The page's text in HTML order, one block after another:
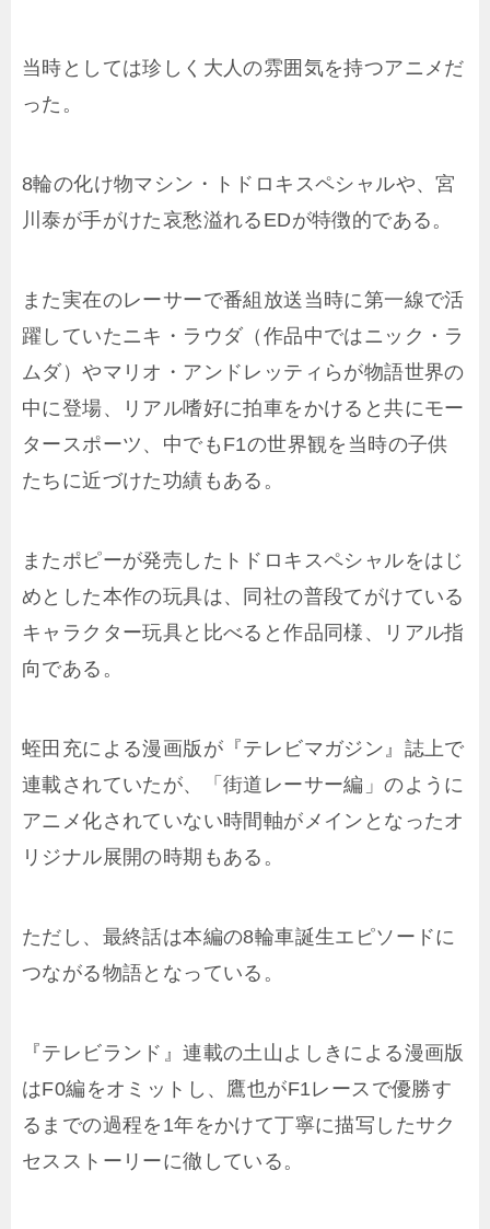
当時としては珍しく大人の雰囲気を持つアニメだ
った。
8輪の化け物マシン・トドロキスペシャルや、宮
川泰が手がけた哀愁溢れるEDが特徴的である。
また実在のレーサーで番組放送当時に第一線で活
躍していたニキ・ラウダ（作品中ではニック・ラ
ムダ）やマリオ・アンドレッティらが物語世界の
中に登場、リアル嗜好に拍車をかけると共にモー
タースポーツ、中でもF1の世界観を当時の子供
たちに近づけた功績もある。
またポピーが発売したトドロキスペシャルをはじ
めとした本作の玩具は、同社の普段てがけている
キャラクター玩具と比べると作品同様、リアル指
向である。
蛭田充による漫画版が『テレビマガジン』誌上で
連載されていたが、「街道レーサー編」のように
アニメ化されていない時間軸がメインとなったオ
リジナル展開の時期もある。
ただし、最終話は本編の8輪車誕生エピソードに
つながる物語となっている。
『テレビランド』連載の土山よしきによる漫画版
はF0編をオミットし、鷹也がF1レースで優勝す
るまでの過程を1年をかけて丁寧に描写したサク
セスストーリーに徹している。